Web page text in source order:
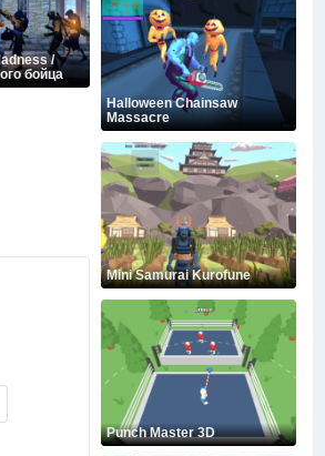
/
бойца
Halloween Chainsaw
Massacre
Mini Samurai Kurofune
Punch Master 3D